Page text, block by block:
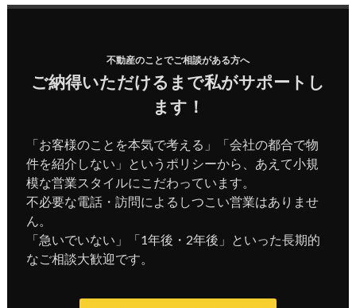
不動産のことでご相談がある方へ
ご納得いただけるまで私がサポートし
ます！
「お客様のことを本気で考える」「会社の都合で物
件を紹介しない」というポリシーから、あえて小規
模な営業スタイルにこだわっています。
不必要な電話・訪問によるしつこい営業はありませ
ん。
「急いでいない」「1年後・2年後」といった長期的
なご相談大歓迎です。